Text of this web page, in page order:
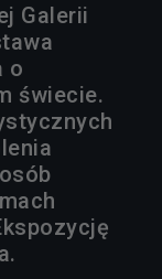
Galerii
o
świecie.